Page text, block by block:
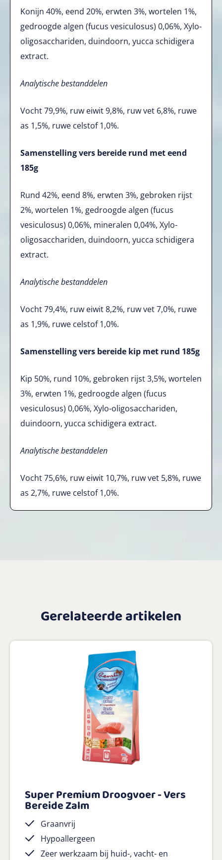
Konijn 40%, eend 20%, erwten 3%, wortelen 1%,
gedroogde algen (fucus vesiculosus) 0,06%, Xylo-
oligosacchariden, duindoorn, yucca schidigera
extract.
Analytische bestanddelen
Vocht 79,9%, ruw eiwit 9,8%, ruw vet 6,8%, ruwe
as 1,5%, ruwe celstof 1,0%.
Samenstelling vers bereide rund met eend
185g
Rund 42%, eend 8%, erwten 3%, gebroken rijst
2%, wortelen 1%, gedroogde algen (fucus
vesiculosus) 0,06%, mineralen 0,04%, Xylo-
oligosacchariden, duindoorn, yucca schidigera
extract.
Analytische bestanddelen
Vocht 79,4%, ruw eiwit 8,2%, ruw vet 7,0%, ruwe
as 1,9%, ruwe celstof 1,0%.
Samenstelling vers bereide kip met rund 185g
Kip 50%, rund 10%, gebroken rijst 3,5%, wortelen
3%, erwten 1%, gedroogde algen (fucus
vesiculosus) 0,06%, Xylo-oligosacchariden,
duindoorn, yucca schidigera extract.
Analytische bestanddelen
Vocht 75,6%, ruw eiwit 10,7%, ruw vet 5,8%, ruwe
as 2,7%, ruwe celstof 1,0%.
Gerelateerde artikelen
Super Premium Droogvoer - Vers
Bereide Zalm
Graanvrij
Hypoallergeen
Zeer werkzaam bij huid-, vacht- en